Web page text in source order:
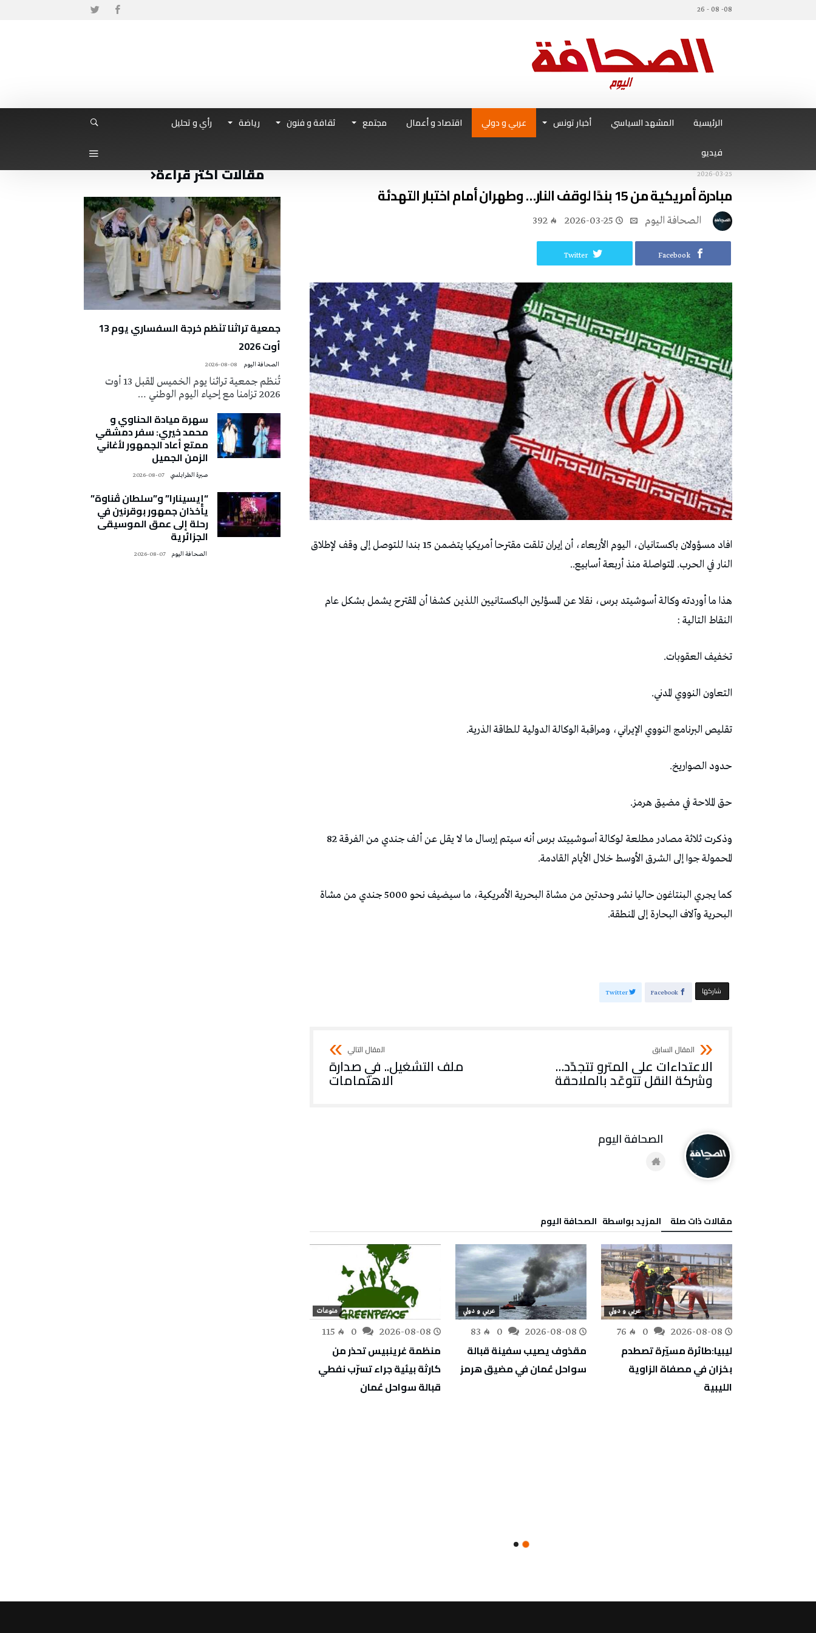
08- 08 - 26
الرئيسية المشهد السياسي أخبار تونس عربي و دولي اقتصاد و أعمال مجتمع ثقافة و فنون رياضة
رأي و تحليل
فيديو
2026-03-25
مبادرة أمريكية من 15 بندًا لوقف النار… وطهران أمام اختبار التهدئة
2026-03-25
392
Facebook
Twitter
افاد مسؤولان باكستانيان، اليوم الأربعاء، أن إيران تلقت مقترحا أمريكيا يتضمن 15 بندا للتوصل إلى وقف لإطلاق
النار في الحرب. المتواصلة منذ أربعة أسابيع..
هذا ما أوردته وكالة أسوشيتد برس، نقلا عن المسؤلين الباكستانيين اللذين كشفا أن المقترح يشمل بشكل عام
النقاط التالية :
تخفيف العقوبات.
التعاون النووي المدني.
تقليص البرنامج النووي الإيراني، ومراقبة الوكالة الدولية للطاقة الذرية.
حدود الصواريخ.
حق الملاحة في مضيق هرمز.
وذكرت ثلاثة مصادر مطلعة لوكالة أسوشييتد برس أنه سيتم إرسال ما لا يقل عن ألف جندي من الفرقة 82
المحمولة جوا إلى الشرق الأوسط خلال الأيام القادمة.
كما يجري البنتاغون حاليا نشر وحدتين من مشاة البحرية الأمريكية، ما سيضيف نحو 5000 جندي من مشاة
البحرية وآلاف البحارة إلى المنطقة.
‫‫ شاركها‬ Facebook
Twitter
الاعتداءات على المترو تتجدّد…
وشركة النقل تتوعّد بالملاحقة
ملف التشغيل.. في صدارة
الاهتمامات
‫مقالات ذات صلة‬ ‫‫المزيد بواسطة‬ ‬ ‭ ‬الصحافة‭ ‬اليوم
عربي و دولي
2026-08-08
76
ليبيا:طائرة مسيّرة تصطدم
بخزان في مصفاة الزاوية
الليبية
عربي و دولي
2026-08-08
83
مقذوف يصيب سفينة قبالة
سواحل عُمان في مضيق هرمز
منوعات
2026-08-08
115
منظمة غرينبيس تحذر من
كارثة بيئية جراء تسرّب نفطي
قبالة سواحل عُمان
مقالات أكثر قراءة
جمعية تراثنا تنَظم خرجة السفساري يوم 13
أوت 2026
2026-08-08
تُنظم جمعية تراثنا يوم الخميس المقبل 13 أوت
2026 تزامنا مع إحياء اليوم الوطني …
سهرة ميادة الحناوي و
محمد خيري: سفر دمشقي
ممتع أعاد الجمهور لأغاني
الزمن الجميل
صبرة الطرابلسي 2026-08-07
“إيسينارا” و”سلطان ڤناوة”
يأخذان جمهور بوقرنين في
رحلة إلى عمق الموسيقى
الجزائرية
2026-08-07